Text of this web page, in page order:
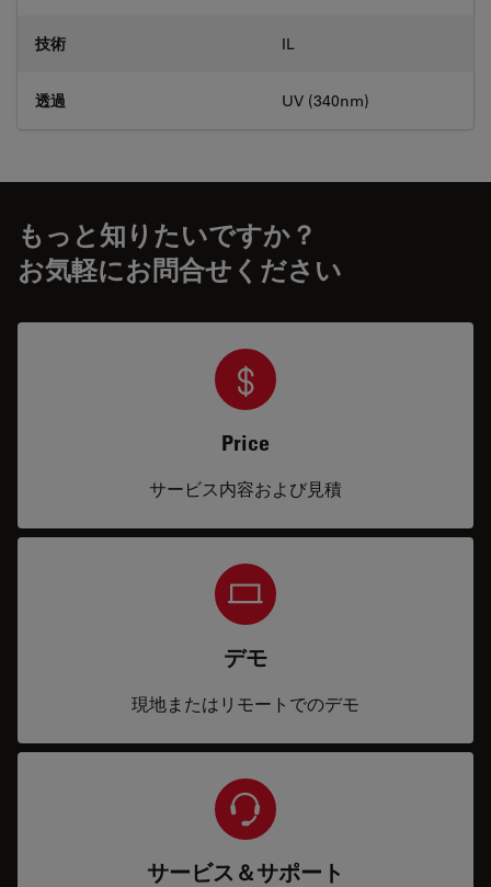
技術 IL
透過 UV (340nm)
もっと知りたいですか？
お気軽にお問合せください
Price
サービス内容および見積
デモ
現地またはリモートでのデモ
サービス＆サポート